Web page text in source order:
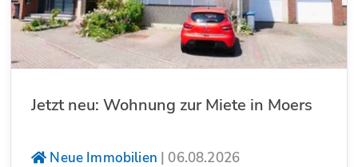
Jetzt neu: Wohnung zur Miete in Moers
Neue Immobilien | 06.08.2026